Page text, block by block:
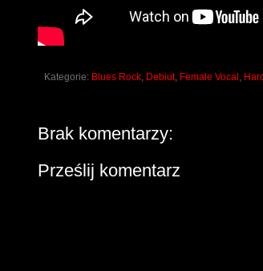
Kategorie: Blues Rock Debiut, Female Vocal
Brak komentarzy:
Prześlij komentarz